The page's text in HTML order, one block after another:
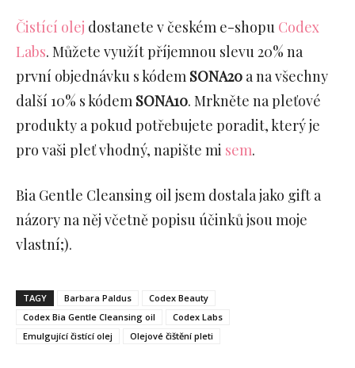
Čistící olej dostanete v českém e-shopu Codex
Labs. Můžete využít příjemnou slevu 20% na
první objednávku s kódem SONA20 a na všechny
další 10% s kódem SONA10. Mrkněte na pleťové
produkty a pokud potřebujete poradit, který je
pro vaši pleť vhodný, napište mi sem.
Bia Gentle Cleansing oil jsem dostala jako gift a
názory na něj včetně popisu účinků jsou moje
vlastní;).
TAGY Barbara Paldus
Codex Beauty
Codex Bia Gentle Cleansing oil
Codex Labs
Emulgující čistící olej
Olejové čištění pleti